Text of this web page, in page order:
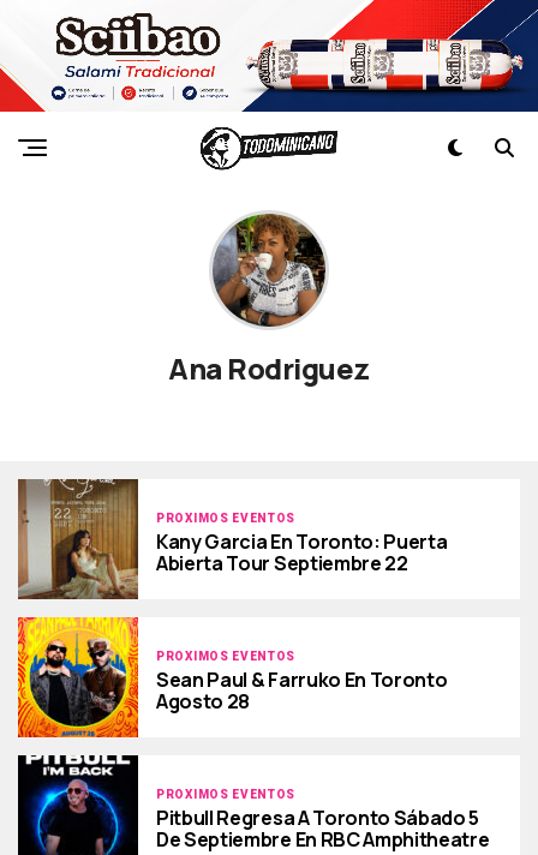
Ana Rodriguez
PROXIMOS EVENTOS
Kany Garcia En Toronto: Puerta
Abierta Tour Septiembre 22
PROXIMOS EVENTOS
Sean Paul & Farruko En Toronto
Agosto 28
PROXIMOS EVENTOS
Pitbull Regresa A Toronto Sábado 5
De Septiembre En RBC Amphitheatre